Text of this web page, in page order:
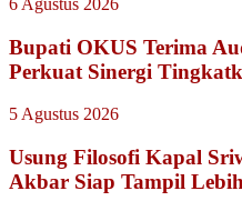
6 Agustus 2026
Bupati OKUS Terima
Perkuat Sinergi
5 Agustus 2026
Usung Filosofi Kapal
Akbar Siap Tampil